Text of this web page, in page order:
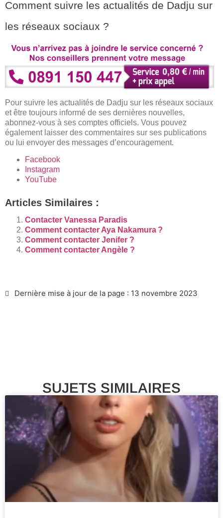
Comment suivre les actualités de Dadju sur
les réseaux sociaux ?
Pour suivre les actualités de Dadju sur les réseaux sociaux
et être toujours informé de ses dernières nouvelles,
abonnez-vous à ses comptes officiels. Vous pouvez
également laisser des commentaires sur ses publications
ou lui envoyer des messages d’encouragement.
Facebook
Instagram
YouTube
Articles Similaires :
Contacter Vanessa Paradis
Comment contacter Aya Nakamura ?
Comment contacter Jenifer ?
Comment contacter Angèle ?
Dernière mise à jour de la page : 13 novembre 2023
SUJETS SIMILAIRES